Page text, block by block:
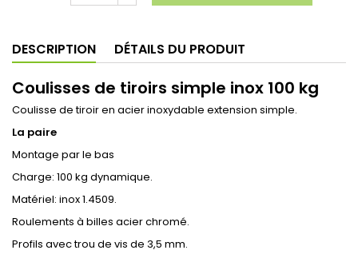
DESCRIPTION DÉTAILS DU PRODUIT
Coulisses de tiroirs simple inox 100 kg
Coulisse de tiroir en acier inoxydable extension simple.
La paire
Montage par le bas
Charge: 100 kg dynamique.
Matériel: inox 1.4509.
Roulements à billes acier chromé.
Profils avec trou de vis de 3,5 mm.